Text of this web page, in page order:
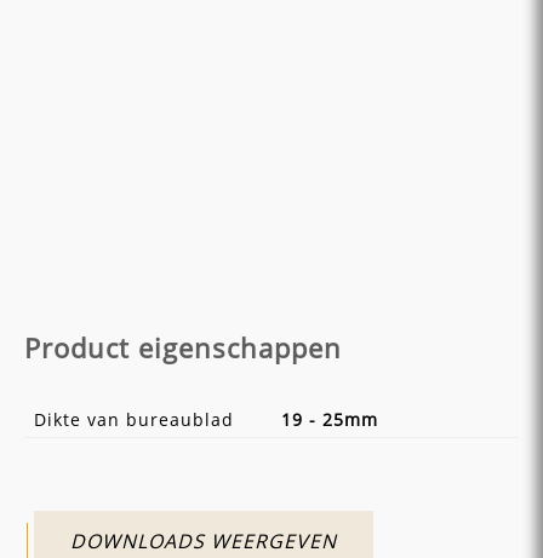
Product eigenschappen
Dikte van bureaublad 19 - 25mm
DOWNLOADS WEERGEVEN